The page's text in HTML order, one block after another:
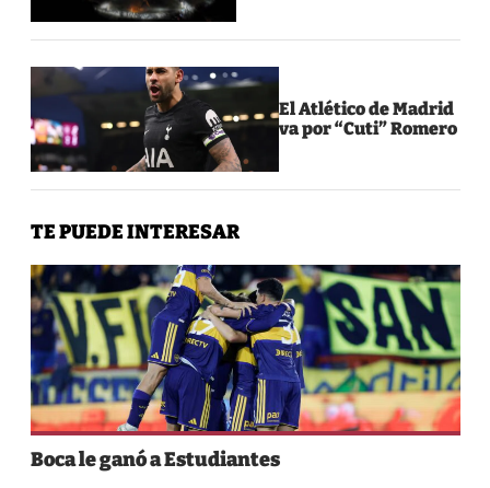
El Atlético de Madrid
va por “Cuti” Romero
TE PUEDE INTERESAR
Boca le ganó a Estudiantes